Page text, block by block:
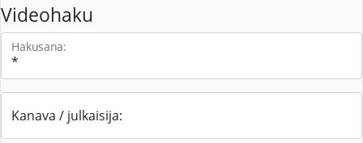
Videohaku
Hakusana:
Kanava / julkaisija: